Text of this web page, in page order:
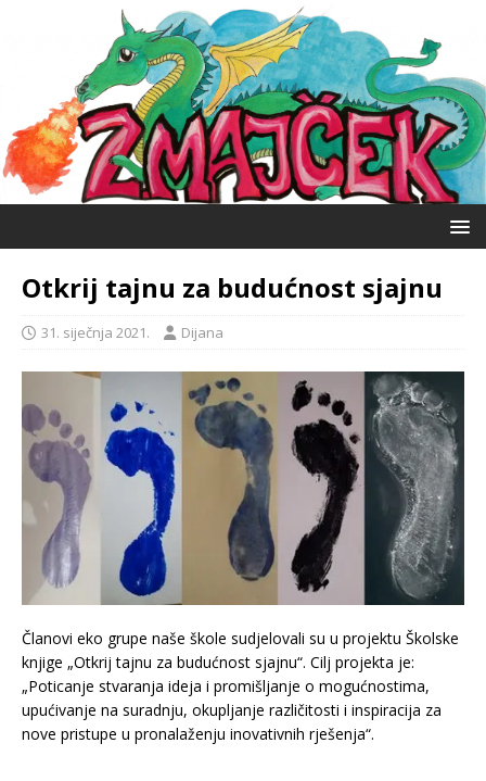
Otkrij tajnu za budućnost sjajnu
31. siječnja 2021. Dijana
Članovi eko grupe naše škole sudjelovali su u projektu Školske
knjige „Otkrij tajnu za budućnost sjajnu“. Cilj projekta je:
„Poticanje stvaranja ideja i promišljanje o mogućnostima,
upućivanje na suradnju, okupljanje različitosti i inspiracija za
nove pristupe u pronalaženju inovativnih rješenja“.